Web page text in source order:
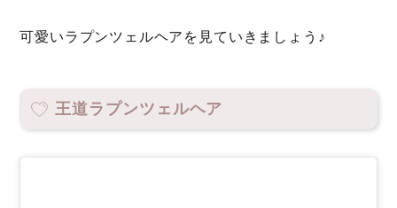
可愛いラプンツェルヘアを見ていきましょう♪
王道ラプンツェルヘア